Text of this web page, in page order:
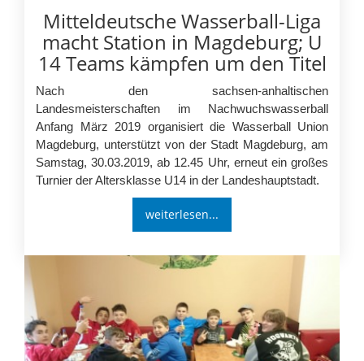
Mitteldeutsche Wasserball-Liga
macht Station in Magdeburg; U
14 Teams kämpfen um den Titel
Nach den sachsen-anhaltischen
Landesmeisterschaften im Nachwuchswasserball
Anfang März 2019 organisiert die Wasserball Union
Magdeburg, unterstützt von der Stadt Magdeburg, am
Samstag, 30.03.2019, ab 12.45 Uhr, erneut ein großes
Turnier der Altersklasse U14 in der Landeshauptstadt.
weiterlesen...